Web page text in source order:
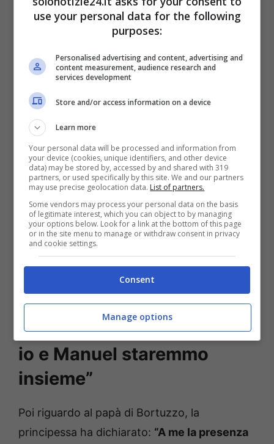
Lulù confessa: “Se non
fosse stato per suo padre,
io e Manuel staremmo
insieme”
Poi riguardo al papà di Bortuzzo, la
principessa ha dichiarato: “A me la presenza
use your personal data for the following
purposes:
Personalised advertising and content, advertising and
content measurement, audience research and
services development
Store and/or access information on a device
Learn more
Your personal data will be processed and information from
your device (cookies, unique identifiers, and other device
data) may be stored by, accessed by and shared with 319
partners, or used specifically by this site. We and our partners
may use precise geolocation data. List of partners.
Some vendors may process your personal data on the basis
of legitimate interest, which you can object to by managing
your options below. Look for a link at the bottom of this page
or in the site menu to manage or withdraw consent in privacy
and cookie settings.
Consent
Manage options